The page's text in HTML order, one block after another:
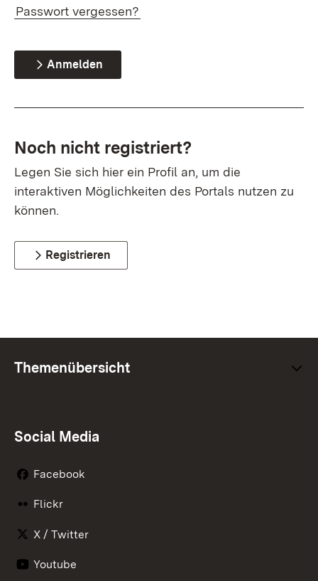
Passwort vergessen?
Anmelden
Noch nicht registriert?
Legen Sie sich hier ein Profil an, um die
interaktiven Möglichkeiten des Portals nutzen zu
können.
Registrieren
Themenübersicht
Social Media
Facebook
Flickr
X / Twitter
Youtube